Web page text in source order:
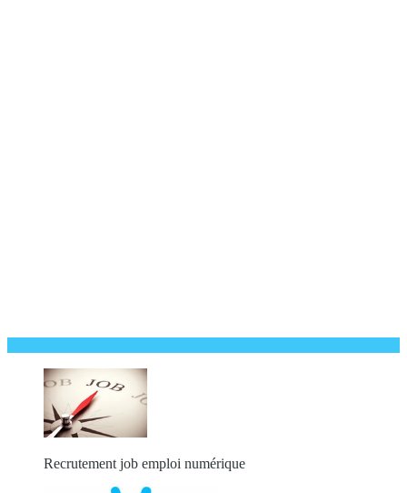
Recrutement job emploi numérique